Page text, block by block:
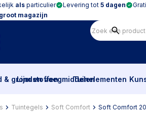
als particulier Levering tot 5 dagen
magazijn
& grondstoffen
Lijm en voegmiddelenTuinelementen
Tuintegels Soft Comfort Soft Comfort